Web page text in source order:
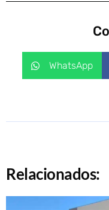
WhatsApp
Relacionados: